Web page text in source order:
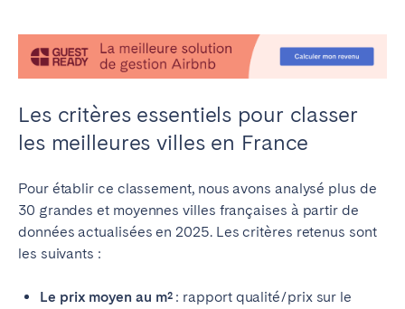
Les critères essentiels pour classer
les meilleures villes en France
Pour établir ce classement, nous avons analysé plus de
30 grandes et moyennes villes françaises à partir de
données actualisées en 2025. Les critères retenus sont
les suivants :
Le prix moyen au m²: rapport qualité/prix sur le